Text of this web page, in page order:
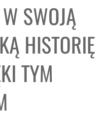
SWOJĄ
HISTORIĘ
TYM